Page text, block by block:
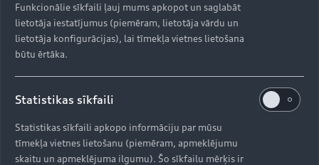
Funkcionālie sīkfaili ļauj mums apkopot un saglabāt
lietotāja iestatījumus (piemēram, lietotāja vārdu un
lietotāja konfigurācijas), lai tīmekļa vietnes lietošana
būtu ērtāka.
Statistikas sīkfaili
Statistikas sīkfaili apkopo informāciju par mūsu
tīmekļa vietnes lietošanu (piemēram, apmeklējumu
skaitu un apmeklējuma ilgumu). Šo sīkfailu mērķis ir